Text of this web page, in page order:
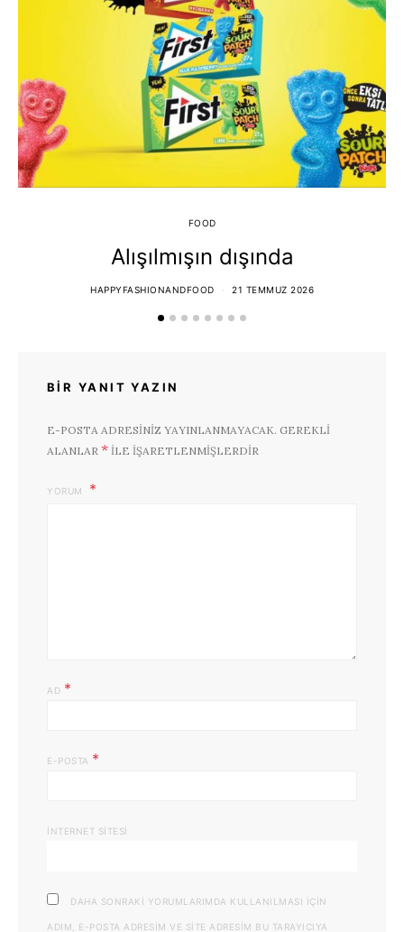
FOOD
Alışılmışın dışında
HAPPYFASHIONANDFOOD 21 TEMMUZ 2026
BIR YANIT YAZIN
E-POSTA ADRESINIZ YAYINLANMAYACAK. GEREKLI
ALANLAR * ILE IŞARETLENMIŞLERDIR
YORUM
AD *
E-POSTA *
İNTERNET SITESI
DAHA SONRAKI YORUMLARIMDA KULLANILMASI IÇIN
ADIM, E-POSTA ADRESIM VE SITE ADRESIM BU TARAYICIYA